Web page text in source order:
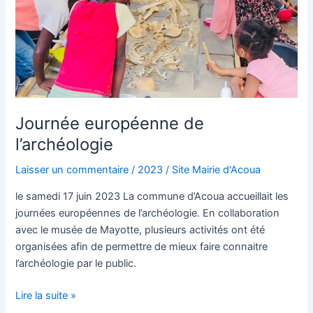
Journée européenne de
l’archéologie
Laisser un commentaire / 2023 / Site Mairie d'Acoua
le samedi 17 juin 2023 La commune d’Acoua accueillait les
journées européennes de l’archéologie. En collaboration
avec le musée de Mayotte, plusieurs activités ont été
organisées afin de permettre de mieux faire connaitre
l’archéologie par le public.
Lire la suite »